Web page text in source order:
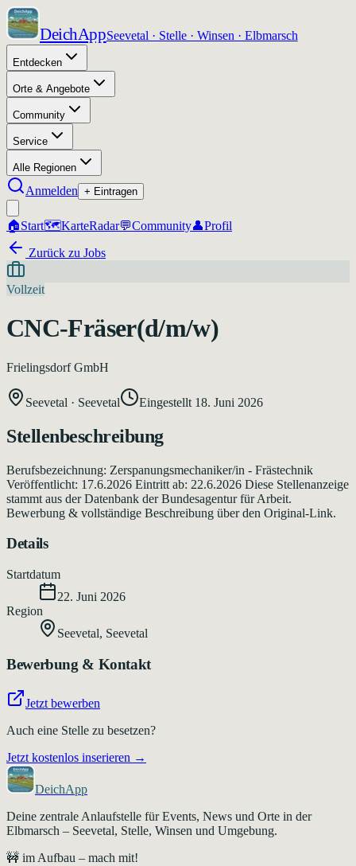
DeichAppSeevetal · Stelle · Winsen · Elbmarsch
Entdecken
Orte & Angebote
Community
Service
Alle Regionen
Anmelden + Eintragen
🏠Start🗺️KarteRadar💬Community👤Profil
Zurück zu Jobs
Vollzeit
CNC-Fräser(d/m/w)
Frielingsdorf GmbH
Seevetal · Seevetal Eingestellt 18. Juni 2026
Stellenbeschreibung
Berufsbezeichnung: Zerspanungsmechaniker/in - Frästechnik
Veröffentlicht: 17.6.2026 Eintritt ab: 22.6.2026 Diese Stellenanzeige
stammt aus der Datenbank der Bundesagentur für Arbeit.
Bewerbung & vollständige Beschreibung über den Original-Link.
Details
Startdatum
22. Juni 2026
Region
Seevetal, Seevetal
Bewerbung & Kontakt
Jetzt bewerben
Auch eine Stelle zu besetzen?
Jetzt kostenlos inserieren →
DeichApp
Deine zentrale Anlaufstelle für Events, News und Orte in der
Elbmarsch – Seevetal, Stelle, Winsen und Umgebung.
🚧 im Aufbau – mach mit!